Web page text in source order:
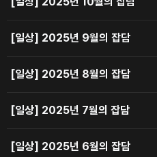
[일상] 2025년 9월의 잡담
[일상] 2025년 8월의 잡담
[일상] 2025년 7월의 잡담
[일상] 2025년 6월의 잡담